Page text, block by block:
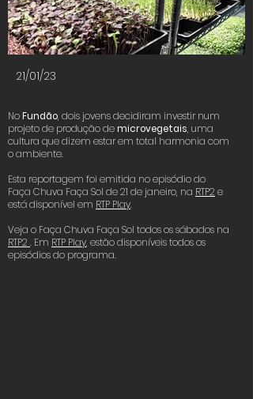
Click here
21/01/23
NoFundão, dois jovens decidiram investir num
projeto de produção demicrovegetais, uma
cultura que dizem estar em total harmonia com
o ambiente.
Esta reportagem foi emitida no episódio do
Faça Chuva Faça Sol de 21 de janeiro, na RTP2 e
está disponível em RTP Play.
Veja o Faça Chuva Faça Sol todos os sábados na
RTP2 . Em RTP Play, estão disponíveis todos os
episódios do programa.